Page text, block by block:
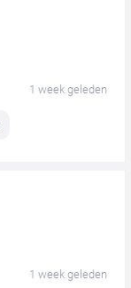
1 week geleden
1 week geleden